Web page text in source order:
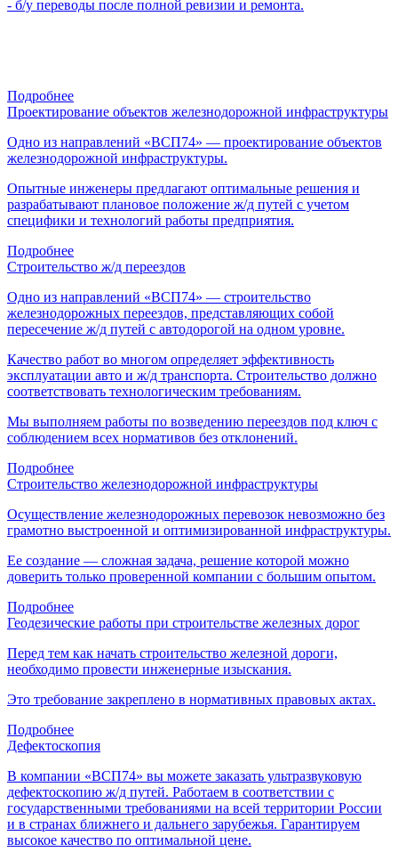
- б/у переводы после полной ревизии и ремонта.
Подробнее
Проектирование объектов железнодорожной инфраструктуры
Одно из направлений «ВСП74» — проектирование объектов
железнодорожной инфраструктуры.
Опытные инженеры предлагают оптимальные решения и
разрабатывают плановое положение ж/д путей с учетом
специфики и технологий работы предприятия.
Подробнее
Строительство ж/д переездов
Одно из направлений «ВСП74» — строительство
железнодорожных переездов, представляющих собой
пересечение ж/д путей с автодорогой на одном уровне.
Качество работ во многом определяет эффективность
эксплуатации авто и ж/д транспорта. Строительство должно
соответствовать технологическим требованиям.
Мы выполняем работы по возведению переездов под ключ с
соблюдением всех нормативов без отклонений.
Подробнее
Строительство железнодорожной инфраструктуры
Осуществление железнодорожных перевозок невозможно без
грамотно выстроенной и оптимизированной инфраструктуры.
Ее создание — сложная задача, решение которой можно
доверить только проверенной компании с большим опытом.
Подробнее
Геодезические работы при строительстве железных дорог
Перед тем как начать строительство железной дороги,
необходимо провести инженерные изыскания.
Это требование закреплено в нормативных правовых актах.
Подробнее
Дефектоскопия
В компании «ВСП74» вы можете заказать ультразвуковую
дефектоскопию ж/д путей. Работаем в соответствии с
государственными требованиями на всей территории России
и в странах ближнего и дальнего зарубежья. Гарантируем
высокое качество по оптимальной цене.